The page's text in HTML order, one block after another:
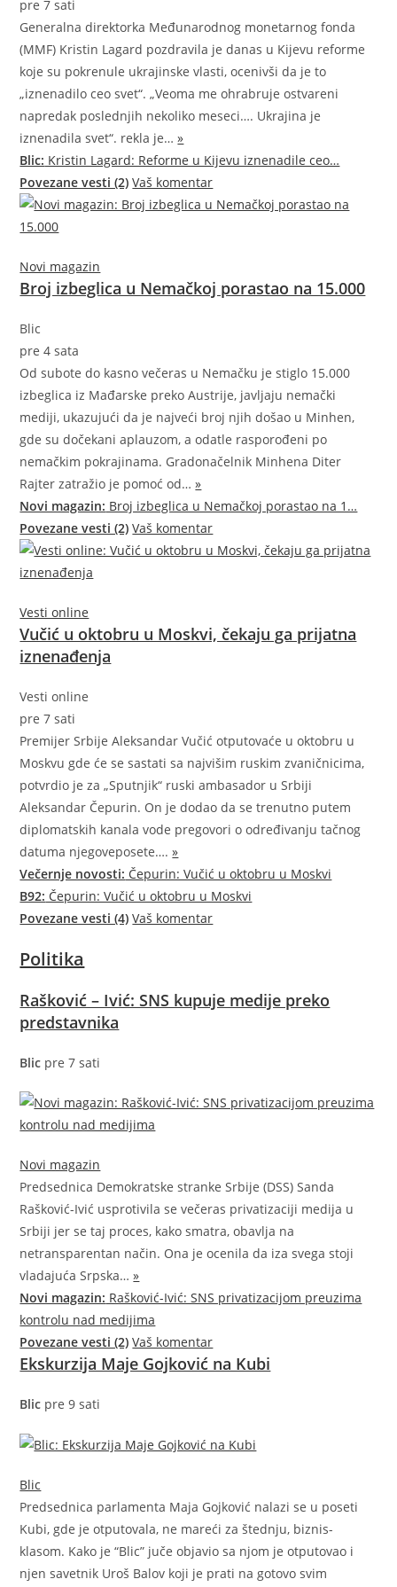
pre 7 sati
Generalna direktorka Međunarodnog monetarnog fonda
(MMF) Kristin Lagard pozdravila je danas u Kijevu reforme
koje su pokrenule ukrajinske vlasti, ocenivši da je to
„iznenadilo ceo svet“. „Veoma me ohrabruje ostvareni
napredak poslednjih nekoliko meseci…. Ukrajina je
iznenadila svet“. rekla je…»
Blic: Kristin Lagard: Reforme u Kijevu iznenadile ceo…
Povezane vesti (2) Vaš komentar
Novi magazin
Broj izbeglica u Nemačkoj porastao na 15.000
Blic
pre 4 sata
Od subote do kasno večeras u Nemačku je stiglo 15.000
izbeglica iz Mađarske preko Austrije, javljaju nemački
mediji, ukazujući da je najveći broj njih došao u Minhen,
gde su dočekani aplauzom, a odatle rasporođeni po
nemačkim pokrajinama. Gradonačelnik Minhena Diter
Rajter zatražio je pomoćod…»
Novi magazin: Broj izbeglica u Nemačkoj porastao na 1…
Povezane vesti (2) Vaš komentar
Vesti online
Vučić u oktobru u Moskvi, čekaju ga prijatna
iznenađenja
Vesti online
pre 7 sati
Premijer Srbije Aleksandar Vučić otputovaće u oktobru u
Moskvu gde će se sastati sa najvišim ruskim zvaničnicima,
potvrdio je za „Sputnjik“ ruski ambasador u Srbiji
Aleksandar Čepurin. On je dodao da se trenutno putem
diplomatskih kanala vode pregovori o određivanju tačnog
datuma njegoveposete….»
Večernje novosti: Čepurin: Vučić u oktobru u Moskvi
B92: Čepurin: Vučić u oktobru u Moskvi
Povezane vesti (4) Vaš komentar
Politika
Rašković – Ivić: SNS kupuje medije preko
predstavnika
Blic pre 7 sati
Novi magazin
Predsednica Demokratske stranke Srbije (DSS) Sanda
Rašković-Ivić usprotivila se večeras privatizaciji medija u
Srbiji jer se taj proces, kako smatra, obavlja na
netransparentan način. Ona je ocenila da iza svega stoji
vladajućaSrpska…»
Novi magazin: Rašković-Ivić: SNS privatizacijom preuzima
kontrolu nad medijima
Povezane vesti (2) Vaš komentar
Ekskurzija Maje Gojković na Kubi
Blic pre 9 sati
Blic
Predsednica parlamenta Maja Gojković nalazi se u poseti
Kubi, gde je otputovala, ne mareći za štednju, biznis-
klasom. Kako je “Blic” juče objavio sa njom je otputovao i
njen savetnik Uroš Balov koji je prati na gotovo svim